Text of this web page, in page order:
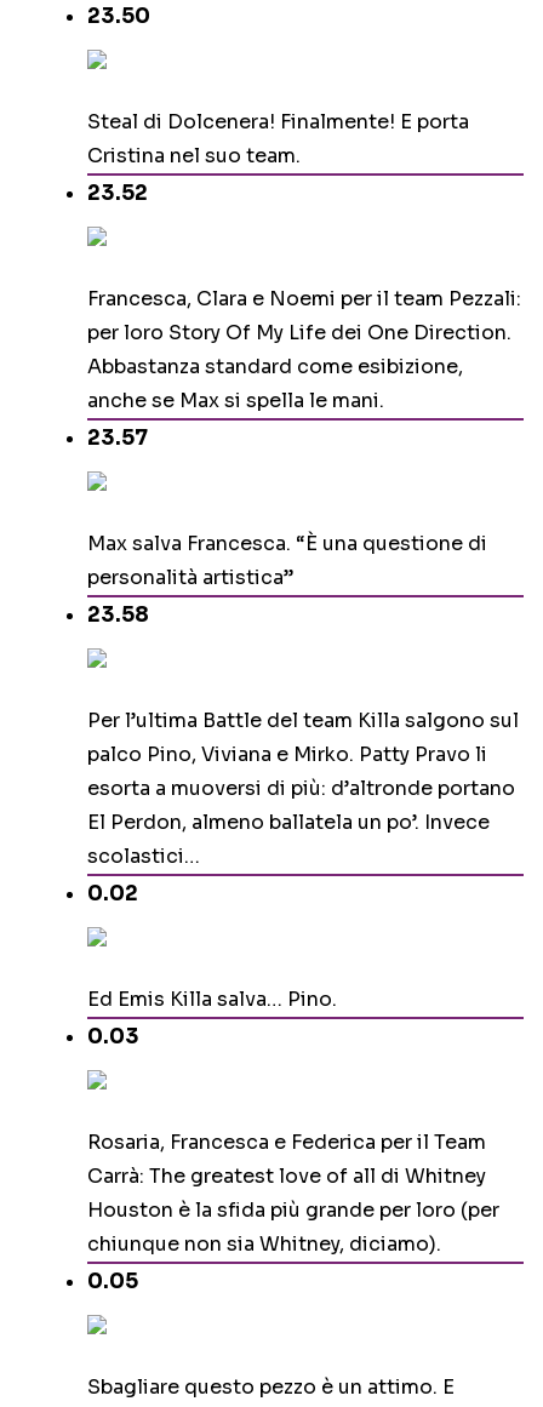
23.50
Steal di Dolcenera! Finalmente! E porta
Cristina nel suo team.
23.52
Francesca, Clara e Noemi per il team Pezzali:
per loro Story Of My Life dei One Direction.
Abbastanza standard come esibizione,
anche se Max si spella le mani.
23.57
Max salva Francesca. “È una questione di
personalità artistica”
23.58
Per l’ultima Battle del team Killa salgono sul
palco Pino, Viviana e Mirko. Patty Pravo li
esorta a muoversi di più: d’altronde portano
El Perdon, almeno ballatela un po’. Invece
scolastici…
0.02
Ed Emis Killa salva… Pino.
0.03
Rosaria, Francesca e Federica per il Team
Carrà: The greatest love of all di Whitney
Houston è la sfida più grande per loro (per
chiunque non sia Whitney, diciamo).
0.05
Sbagliare questo pezzo è un attimo. E